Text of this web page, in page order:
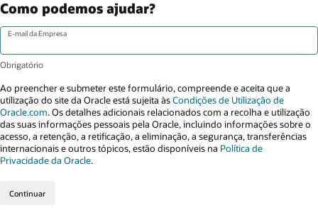
Como podemos ajudar?
E-mail da Empresa
Ao preencher e submeter este formulário, compreende e aceita que a
utilização do site da Oracle está sujeita àsCondições de Utilização de
Oracle.com. Os detalhes adicionais relacionados com a recolha e utilização
das suas informações pessoais pela Oracle, incluindo informações sobre o
acesso, a retenção, a retificação, a eliminação, a segurança, transferências
internacionais e outros tópicos, estão disponíveis na Política de
Privacidade da Oracle.
Continuar